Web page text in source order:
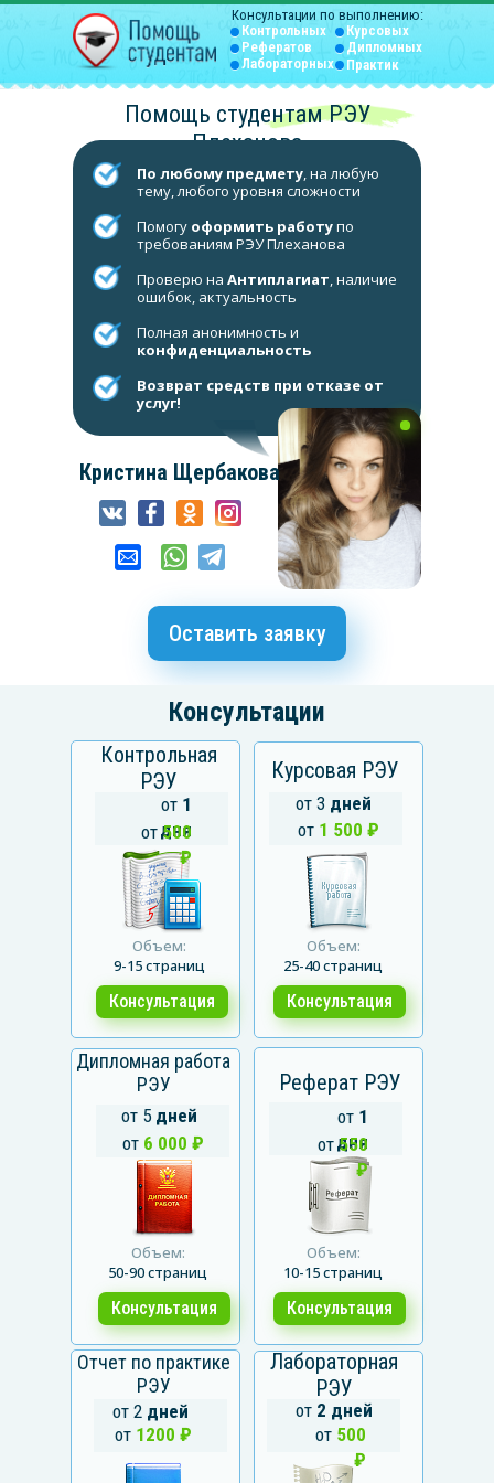
Лабораторных
Дипломных
Курсовых
Контрольных
Рефератов
Консультации по выполнению:
Практик
Помощь студентам РЭУ
Плеханова
Кристина Щербакова
Оставить заявку
По любому предмету, на любую
тему, любого уровня сложности
Помогу оформить работупо
требованиям РЭУ Плеханова
Проверю на Антиплагиат, наличие
ошибок, актуальность
Полная анонимность и
конфиденциальность
Возврат средств при отказе от
услуг!
Контрольная
РЭУ
Объем:
9-15 страниц
Консультация
Реферат РЭУ
Объем:
10-15 страниц
Консультация
Курсовая РЭУ
Объем:
25-40 страниц
Консультация
Дипломная работа
РЭУ
Объем:
50-90 страниц
Консультация
Лабораторная
РЭУ
Отчет по практике
РЭУ
Консультации
от 1
дня
от500
₽
от 3 дней
от 1 500 ₽
от 2 дней
от 500
₽
от 1
дня
от550
₽
от 2 дней
от 1200 ₽
от 5 дней
от 6 000 ₽